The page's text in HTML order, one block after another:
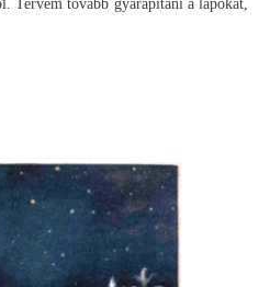
Tervem tovább gyarapítani a lapokat,